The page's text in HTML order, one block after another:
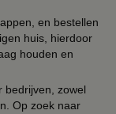
en bestellen
huis, hierdoor
houden en
bedrijven, zowel
Op zoek naar